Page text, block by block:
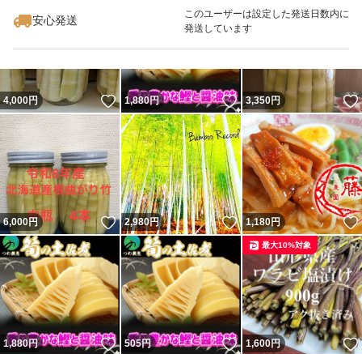
安心発送
このユーザーは設定した発送日数内に
発送しています
4,000円 いいね！
1,880円 いいね！
3,350円
6,000円 いいね！
2,980円 いいね！
1,180円
1,880円 いいね！
505円 いいね！
1,600円
最大10%対象